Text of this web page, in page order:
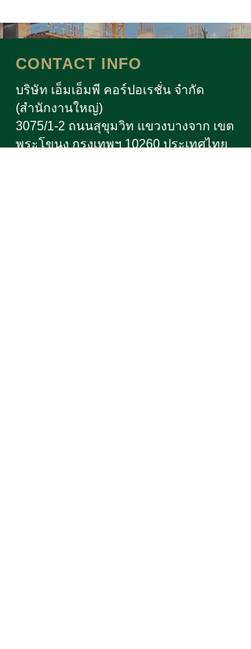
ทุนบุตรพนักงานต่อเนื่อง
CONTACT INFO
บริษัท เอ็มเอ็มพี คอร์ปอเรชั่น จำกัด
(สำนักงานใหญ่)
3075/1-2 ถนนสุขุมวิท แขวงบางจาก เขต
พระโขนง กรุงเทพฯ 10260 ประเทศไทย